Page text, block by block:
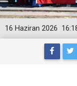
16 Haziran 2026